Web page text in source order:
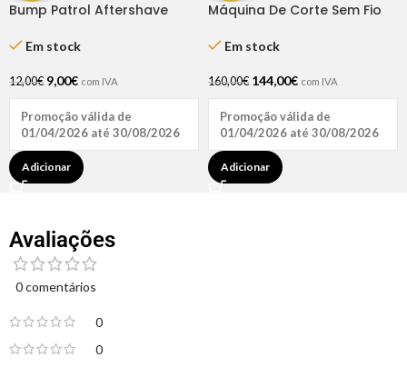
Bump Patrol Aftershave
Em stock
12,00€ 9,00€ com IVA
Promoção válida de
01/04/2026 até 30/08/2026
Adicionar
Máquina De Corte Sem Fio
Em stock
160,00€ 144,00€ com IVA
Promoção válida de
01/04/2026 até 30/08/2026
Adicionar
Avaliações
0 comentários
0
0